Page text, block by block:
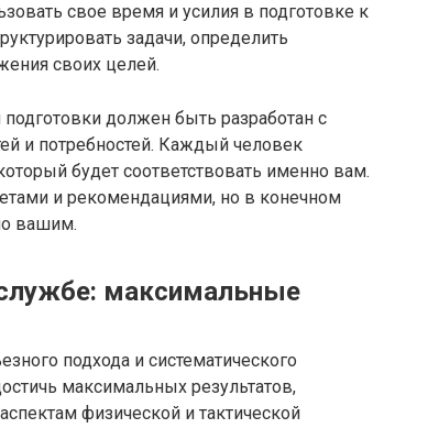
свое время и усилия в подготовке к
задачи, определить
своих целей.
должен быть разработан с
и потребностей. Каждый человек
будет соответствовать именно вам.
и рекомендациями, но в конечном
вашим.
максимальные
подхода и систематического
максимальных результатов,
физической и тактической